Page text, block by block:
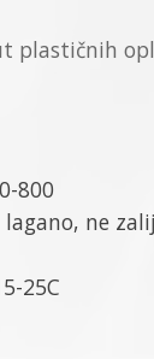
plastičnih
800
lagano, ne
25C